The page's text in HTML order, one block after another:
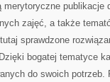
merytoryczne publikacje
zajęć, a także
sprawdzone
bogatej tematyce
do swoich